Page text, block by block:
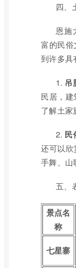
四、
恩施
富的民
到许多具
1. 吊
民居，
了解土家
2. 民
还可以
手舞、山
五、
景点名
称
七星寨